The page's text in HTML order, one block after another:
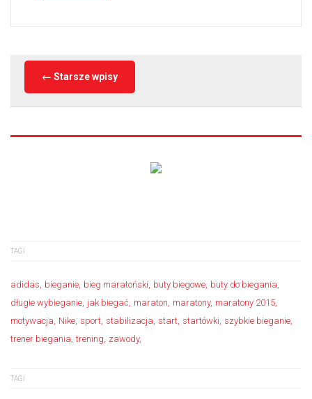
← Starsze wpisy
TAGI
adidas bieganie bieg maratoński buty biegowe buty do biegania
długie wybieganie jak biegać maraton maratony maratony 2015
motywacja Nike sport stabilizacja start startówki szybkie bieganie
trener biegania trening zawody
TAGI